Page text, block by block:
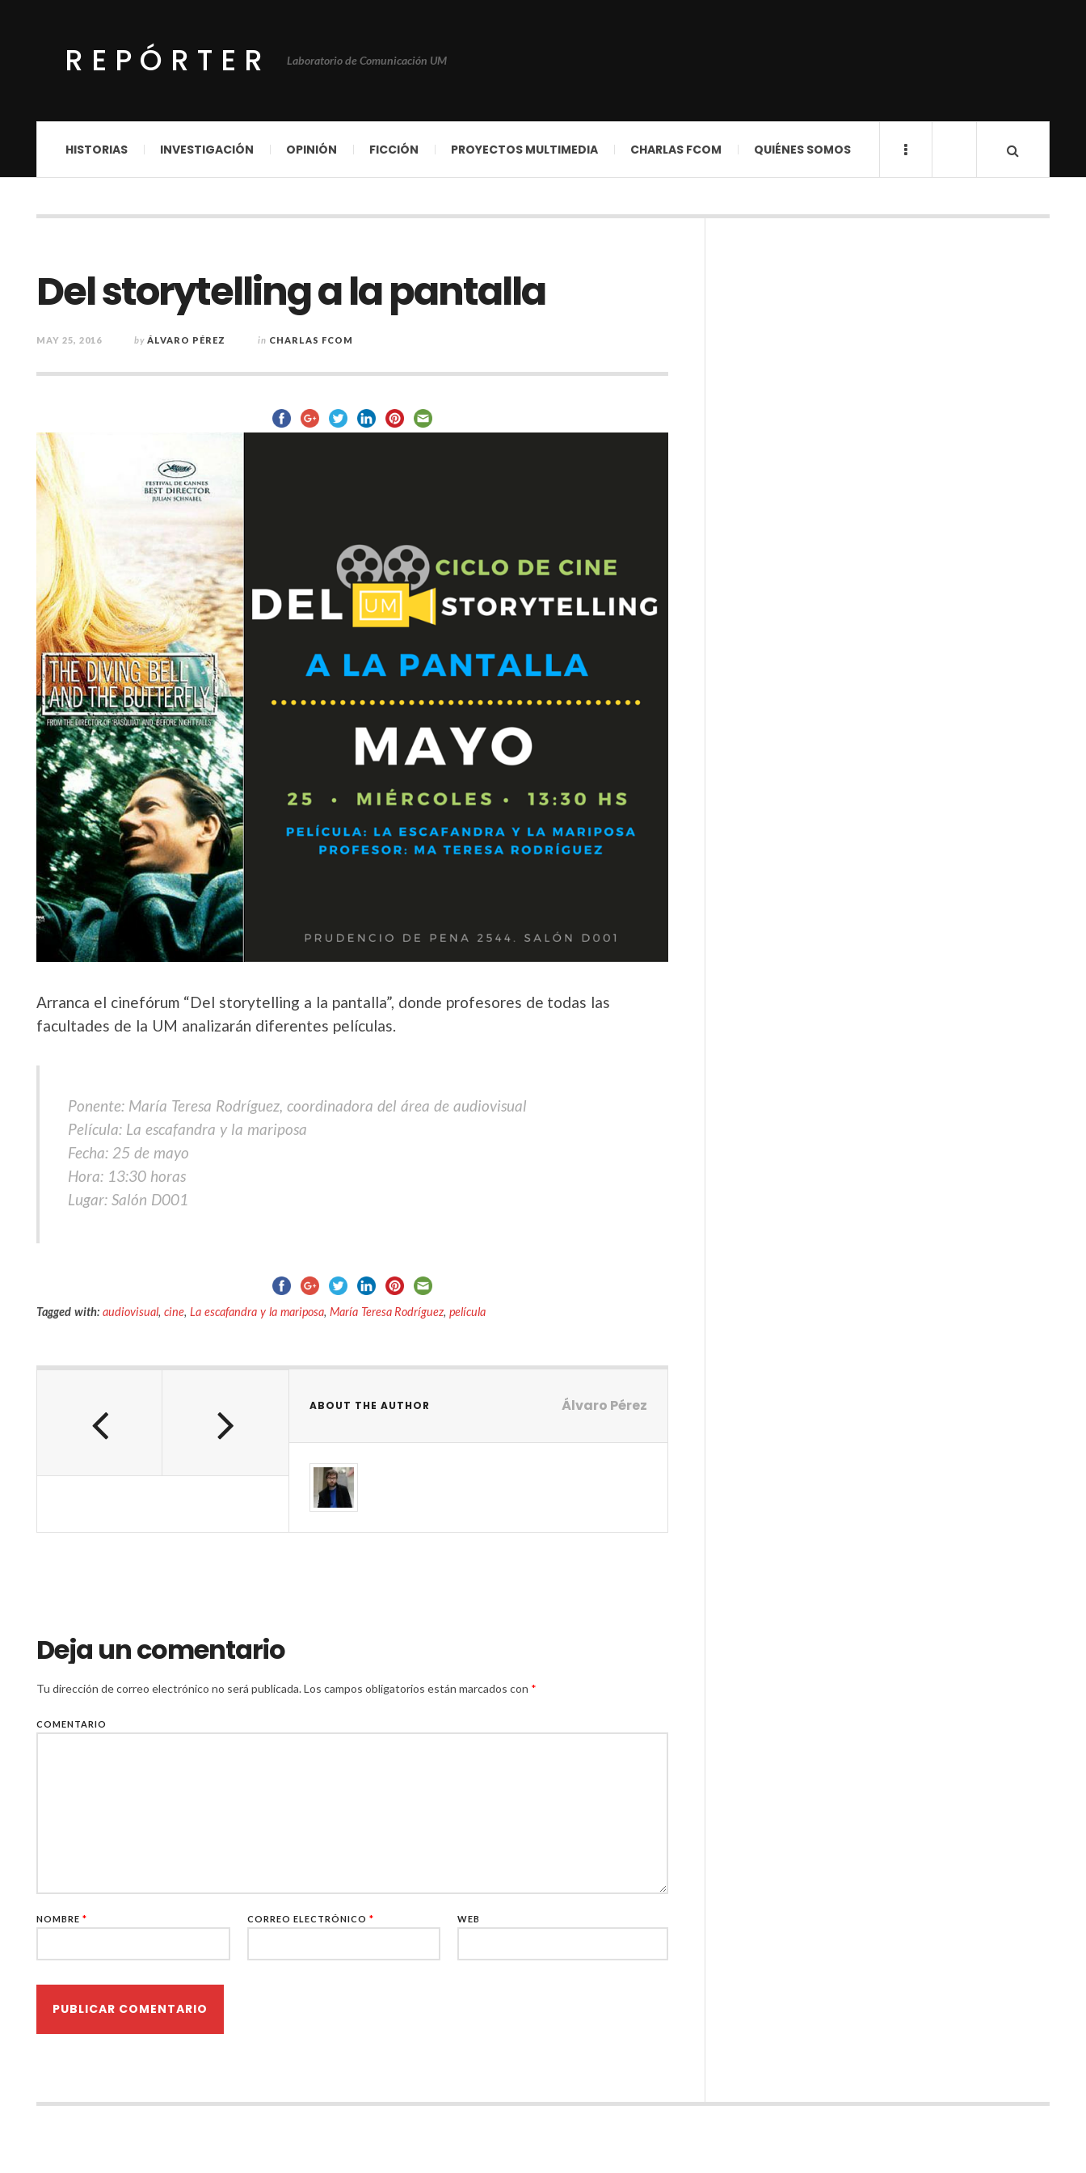
REPÓRTER Laboratorio de Comunicación UM
HISTORIAS INVESTIGACIÓN OPINIÓN FICCIÓN PROYECTOS MULTIMEDIA CHARLAS FCOM QUIÉNES SOMOS
Del storytelling a la pantalla
MAY 25, 2016 by ÁLVARO PÉREZ in CHARLAS FCOM
Arranca el cinefórum “Del storytelling a la pantalla”, donde profesores de todas las
facultades de la UM analizarán diferentes películas.
Ponente: María Teresa Rodríguez, coordinadora del área de audiovisual
Película: La escafandra y la mariposa
Fecha: 25 de mayo
Hora: 13:30 horas
Lugar: Salón D001
Tagged with: audiovisual, cine, La escafandra y la mariposa, María Teresa Rodríguez,película
ABOUT THE AUTHOR Álvaro Pérez
Deja un comentario
Tu dirección de correo electrónico no será publicada.Los campos obligatorios están marcados con *
COMENTARIO
NOMBRE * CORREO ELECTRÓNICO * WEB